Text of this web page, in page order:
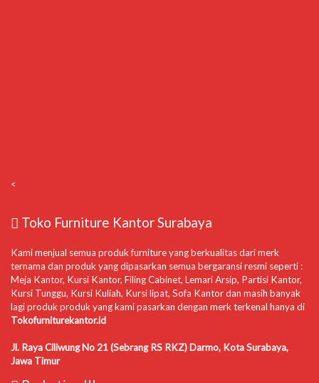
<
Toko Furniture Kantor Surabaya
Kami menjual semua produk furniture yang berkualitas dari merk
ternama dan produk yang dipasarkan semua bergaransi resmi seperti :
Meja Kantor, Kursi Kantor, Filing Cabinet, Lemari Arsip, Partisi Kantor,
Kursi Tunggu, Kursi Kuliah, Kursi lipat, Sofa Kantor dan masih banyak
lagi produk produk yang kami pasarkan dengan merk terkenal hanya di
Tokofurniturekantor.id
Jl. Raya Ciliwung No 21 (Sebrang RS RKZ) Darmo, Kota Surabaya,
Jawa Timur